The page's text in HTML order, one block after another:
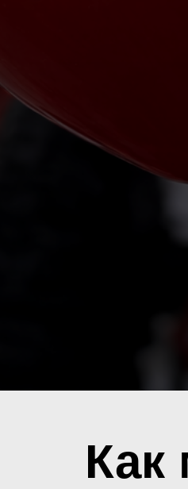
Как